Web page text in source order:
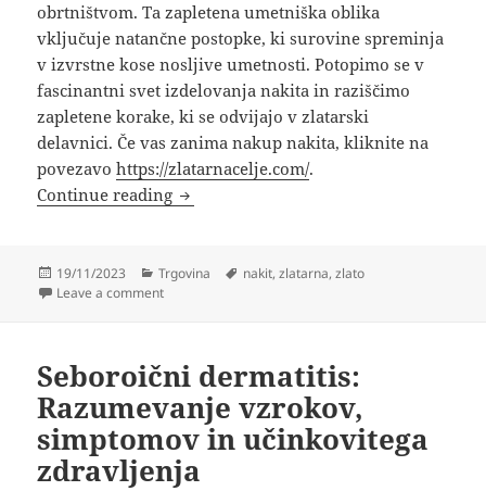
obrtništvom. Ta zapletena umetniška oblika
vključuje natančne postopke, ki surovine spreminja
v izvrstne kose nosljive umetnosti. Potopimo se v
fascinantni svet izdelovanja nakita in raziščimo
zapletene korake, ki se odvijajo v zlatarski
delavnici. Če vas zanima nakup nakita, kliknite na
povezavohttps://zlatarnacelje.com/.
Continue reading Kako poteka izdelava nakita v zlatarni?
Posted
on
19/11/2023 Categories
Trgovina Tags
nakit,zlatarna,zlato
Leave a commenton Kako poteka izdelava nakita v zlatarni?
Seboroični dermatitis:
Razumevanje vzrokov,
simptomov in učinkovitega
zdravljenja